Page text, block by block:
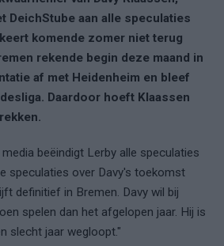
DeichStube aan alle speculaties
komende zomer niet terug
rekende begin deze maand in
af met Heidenheim en bleef
Daardoor hoeft Klaassen
beëindigt Lerby alle speculaties
speculaties over Davy's toekomst
definitief in Bremen. Davy wil bij
spelen dan het afgelopen jaar. Hij is
slecht jaar wegloopt."